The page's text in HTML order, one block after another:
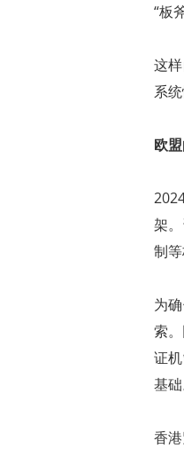
“板
这
系
欧
架
制等
为
索
证
基础
香